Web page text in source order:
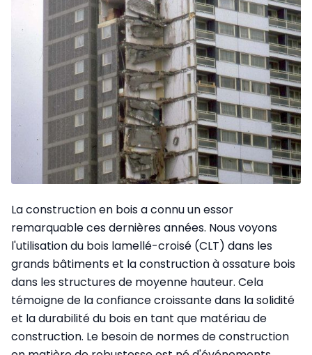
La construction en bois a connu un essor
remarquable ces dernières années. Nous voyons
l'utilisation du bois lamellé-croisé (CLT) dans les
grands bâtiments et la construction à ossature bois
dans les structures de moyenne hauteur. Cela
témoigne de la confiance croissante dans la solidité
et la durabilité du bois en tant que matériau de
construction. Le besoin de normes de construction